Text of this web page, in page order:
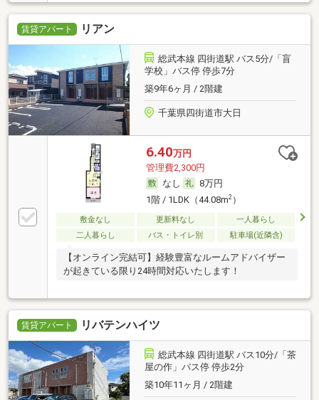
賃貸アパート リアン
総武本線 四街道駅 バス5分/「盲
学校」バス停 停歩7分
築9年6ヶ月 / 2階建
千葉県四街道市大日
6.40万円
管理費2,300円
なし
8万円
1階 / 1LDK（44.08m2）
敷金なし 更新料なし
一人暮らし
二人暮らし
バス・トイレ別 駐車場(近隣含)
【オンライン完結可】経験豊富なルームアドバイザー
が起きている限り24時間対応いたします！
賃貸アパート リバテンハイツ
総武本線 四街道駅 バス10分/「茶
屋の作」バス停 停歩2分
築10年11ヶ月 / 2階建